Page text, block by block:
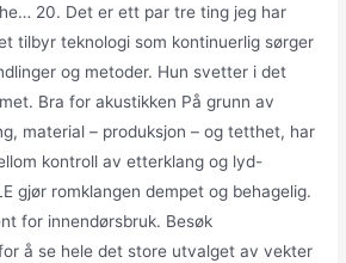
20. Det er ett par tre ting jeg har
tilbyr teknologi som kontinuerlig sørger
og metoder. Hun svetter i det
Bra for akustikken På grunn av
material – produksjon – og tetthet, har
kontroll av etterklang og lyd-
gjør romklangen dempet og behagelig.
for innendørsbruk. Besøk
å se hele det store utvalget av vekter